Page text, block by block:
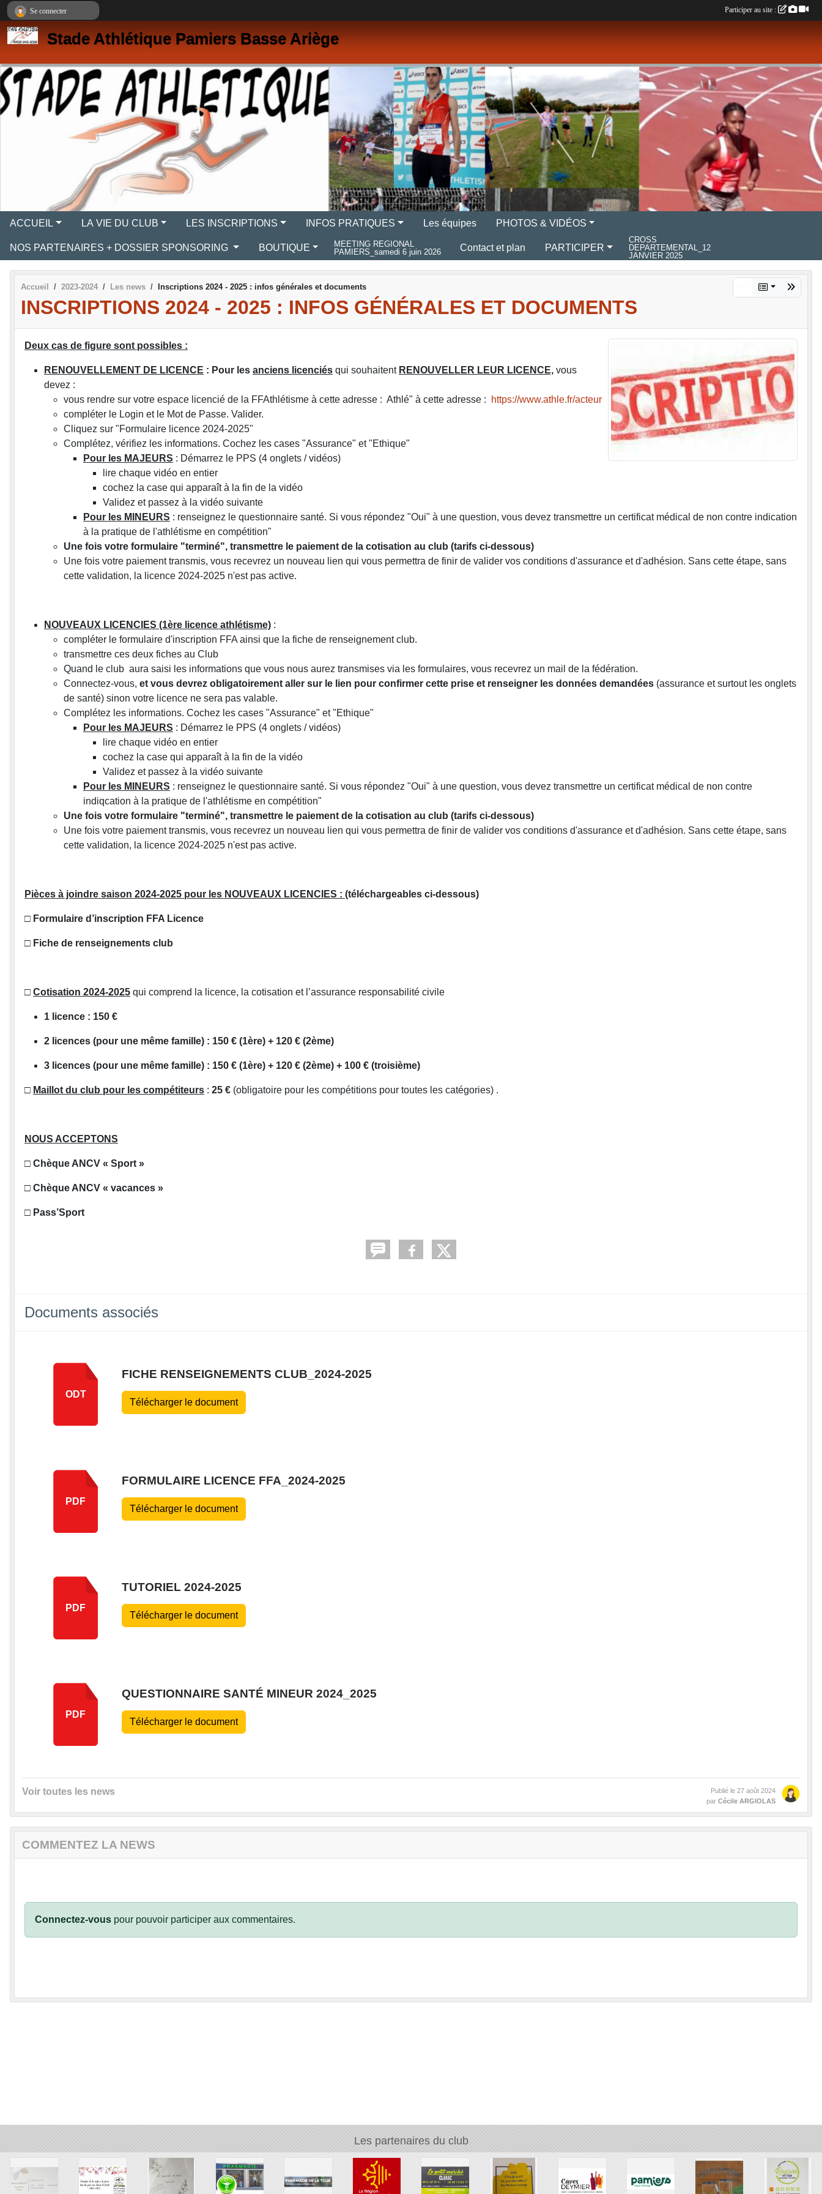
Stade Athlétique Pamiers Basse Ariège
ACCUEIL LA VIE DU CLUB LES INSCRIPTIONS INFOS PRATIQUES Les équipes PHOTOS & VIDÉOS
NOS PARTENAIRES + DOSSIER SPONSORING BOUTIQUE
MEETING REGIONAL
PAMIERS_samedi 6 juin 2026
Contact et plan PARTICIPER
CROSS
DEPARTEMENTAL_12
JANVIER 2025
Accueil 2023-2024 Les news Inscriptions 2024 - 2025 : infos générales et documents
INSCRIPTIONS 2024 - 2025 : INFOS GÉNÉRALES ET DOCUMENTS
Deux cas de figure sont possibles :
RENOUVELLEMENT DE LICENCE : Pour les anciens licenciés qui souhaitent RENOUVELLER LEUR LICENCE, vous
devez :
vous rendre sur votre espace licencié de la FFAthlétisme à cette adresse : Athlé" à cette adresse :
https://www.athle.fr/acteur
compléter le Login et le Mot de Passe. Valider.
Cliquez sur "Formulaire licence 2024-2025"
Complétez, vérifiez les informations. Cochez les cases "Assurance" et "Ethique"
Pour les MAJEURS : Démarrez le PPS (4 onglets / vidéos)
lire chaque vidéo en entier
cochez la case qui apparaît à la fin de la vidéo
Validez et passez à la vidéo suivante
Pour les MINEURS : renseignez le questionnaire santé. Si vous répondez "Oui" à une question, vous devez transmettre un certificat médical de non contre indication
à la pratique de l'athlétisme en compétition"
Une fois votre formulaire "terminé", transmettre le paiement de la cotisation au club (tarifs ci-dessous)
Une fois votre paiement transmis, vous recevrez un nouveau lien qui vous permettra de finir de valider vos conditions d'assurance et d'adhésion. Sans cette étape, sans
cette validation, la licence 2024-2025 n'est pas active.
NOUVEAUX LICENCIES (1ère licence athlétisme) :
compléter le formulaire d'inscription FFA ainsi que la fiche de renseignement club.
transmettre ces deux fiches au Club
Quand le club aura saisi les informations que vous nous aurez transmises via les formulaires, vous recevrez un mail de la fédération.
Connectez-vous, et vous devrez obligatoirement aller sur le lien pour confirmer cette prise et renseigner les données demandées (assurance et surtout les onglets
de santé) sinon votre licence ne sera pas valable.
Complétez les informations. Cochez les cases "Assurance" et "Ethique"
Pour les MAJEURS : Démarrez le PPS (4 onglets / vidéos)
lire chaque vidéo en entier
cochez la case qui apparaît à la fin de la vidéo
Validez et passez à la vidéo suivante
Pour les MINEURS : renseignez le questionnaire santé. Si vous répondez "Oui" à une question, vous devez transmettre un certificat médical de non contre
indiqcation à la pratique de l'athlétisme en compétition"
Une fois votre formulaire "terminé", transmettre le paiement de la cotisation au club (tarifs ci-dessous)
Une fois votre paiement transmis, vous recevrez un nouveau lien qui vous permettra de finir de valider vos conditions d'assurance et d'adhésion. Sans cette étape, sans
cette validation, la licence 2024-2025 n'est pas active.
Pièces à joindre saison 2024-2025 pour les NOUVEAUX LICENCIES : (téléchargeables ci-dessous)
□ Formulaire d’inscription FFA Licence
□ Fiche de renseignements club
□ Cotisation 2024-2025 qui comprend la licence, la cotisation et l’assurance responsabilité civile
1 licence : 150 €
2 licences (pour une même famille) : 150 € (1ère) + 120 € (2ème)
3 licences (pour une même famille) : 150 € (1ère) + 120 € (2ème) + 100 € (troisième)
□ Maillot du club pour les compétiteurs : 25 € (obligatoire pour les compétitions pour toutes les catégories) .
NOUS ACCEPTONS
□ Chèque ANCV « Sport »
□ Chèque ANCV « vacances »
□ Pass’Sport
Documents associés
ODT
FICHE RENSEIGNEMENTS CLUB_2024-2025
Télécharger le document
PDF
FORMULAIRE LICENCE FFA_2024-2025
Télécharger le document
PDF
TUTORIEL 2024-2025
Télécharger le document
PDF
QUESTIONNAIRE SANTÉ MINEUR 2024_2025
Télécharger le document
Voir toutes les news Publié le 27 août 2024
par Cécile ARGIOLAS
COMMENTEZ LA NEWS
Connectez-vous pour pouvoir participer aux commentaires.
Les partenaires du club
Se connecter Participer au site :
Panneau de gestion des cookies